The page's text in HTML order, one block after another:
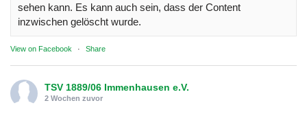
sehen kann. Es kann auch sein, dass der Content
inzwischen gelöscht wurde.
View on Facebook · Share
TSV 1889/06 Immenhausen e.V.
2 Wochen zuvor